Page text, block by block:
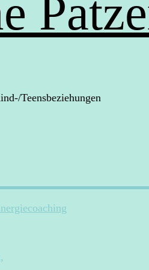
Teensbeziehungen